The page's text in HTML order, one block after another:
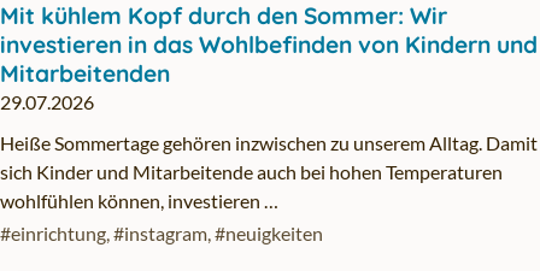
Mit kühlem Kopf durch den Sommer: Wir
investieren in das Wohlbefinden von Kindern und
Mitarbeitenden
29.07.2026
Heiße Sommertage gehören inzwischen zu unserem Alltag. Damit
sich Kinder und Mitarbeitende auch bei hohen Temperaturen
wohlfühlen können, investieren …
#einrichtung,#instagram,#neuigkeiten